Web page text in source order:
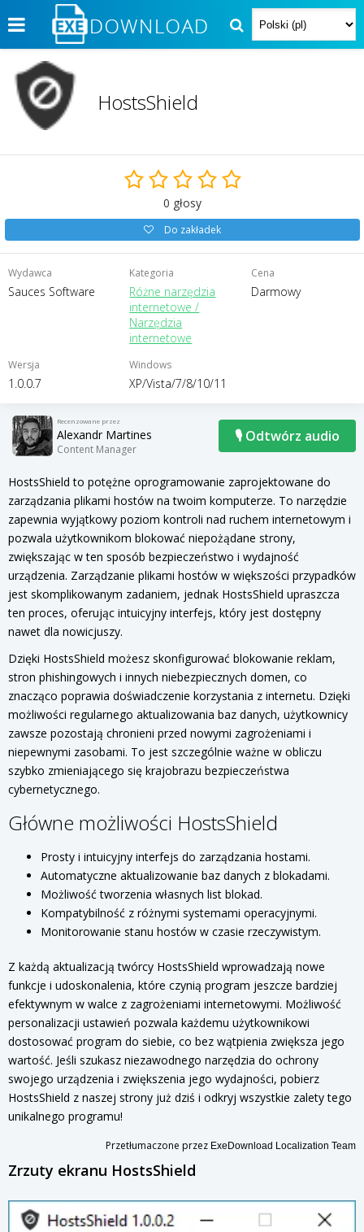
HostsShield
0 głosy
Do zakładek
Wydawca
Sauces Software
Kategoria
Różne narzędzia
internetowe /
Narzędzia
internetowe
Cena
Darmowy
Wersja
1.0.0.7
Windows
XP/Vista/7/8/10/11
🎙 Odtwórz audio
Recenzowane przez
Alexandr Martines
Content Manager
HostsShield to potężne oprogramowanie zaprojektowane do
zarządzania plikami hostów na twoim komputerze. To narzędzie
zapewnia wyjątkowy poziom kontroli nad ruchem internetowym i
pozwala użytkownikom blokować niepożądane strony,
zwiększając w ten sposób bezpieczeństwo i wydajność
urządzenia. Zarządzanie plikami hostów w większości przypadków
jest skomplikowanym zadaniem, jednak HostsShield upraszcza
ten proces, oferując intuicyjny interfejs, który jest dostępny
nawet dla nowicjuszy.
Dzięki HostsShield możesz skonfigurować blokowanie reklam,
stron phishingowych i innych niebezpiecznych domen, co
znacząco poprawia doświadczenie korzystania z internetu. Dzięki
możliwości regularnego aktualizowania baz danych, użytkownicy
zawsze pozostają chronieni przed nowymi zagrożeniami i
niepewnymi zasobami. To jest szczególnie ważne w obliczu
szybko zmieniającego się krajobrazu bezpieczeństwa
cybernetycznego.
Główne możliwości HostsShield
Prosty i intuicyjny interfejs do zarządzania hostami.
Automatyczne aktualizowanie baz danych z blokadami.
Możliwość tworzenia własnych list blokad.
Kompatybilność z różnymi systemami operacyjnymi.
Monitorowanie stanu hostów w czasie rzeczywistym.
Z każdą aktualizacją twórcy HostsShield wprowadzają nowe
funkcje i udoskonalenia, które czynią program jeszcze bardziej
efektywnym w walce z zagrożeniami internetowymi. Możliwość
personalizacji ustawień pozwala każdemu użytkownikowi
dostosować program do siebie, co bez wątpienia zwiększa jego
wartość. Jeśli szukasz niezawodnego narzędzia do ochrony
swojego urządzenia i zwiększenia jego wydajności, pobierz
HostsShield z naszej strony już dziś i odkryj wszystkie zalety tego
unikalnego programu!
Przetłumaczone przez ExeDownload Localization Team
Zrzuty ekranu HostsShield